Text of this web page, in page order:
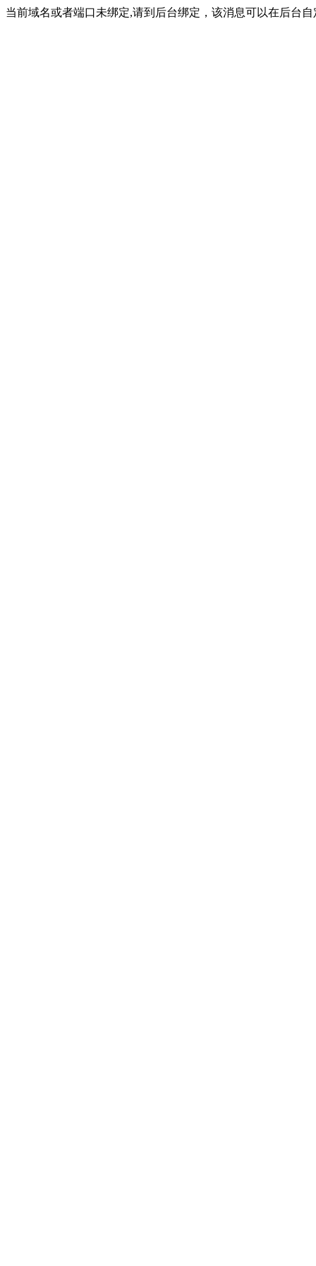
当前域名或者端口未绑定,请到后台绑定，该消息可以在后台自